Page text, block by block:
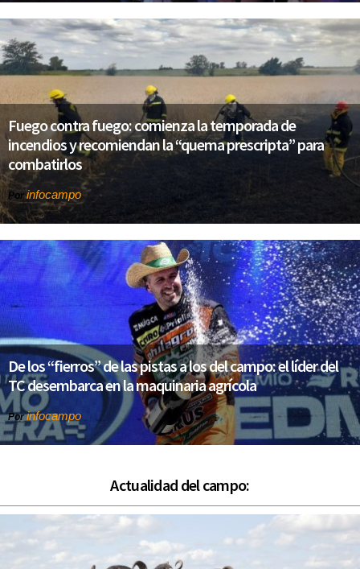
Fuego contra fuego: comienza la temporada de
incendios y recomiendan la “quema prescripta” para
combatirlos
Porinfocampo
De los “fierros” de las pistas a los del campo: el líder del
TC desembarca en la maquinaria agrícola
Porinfocampo
Actualidad del campo: